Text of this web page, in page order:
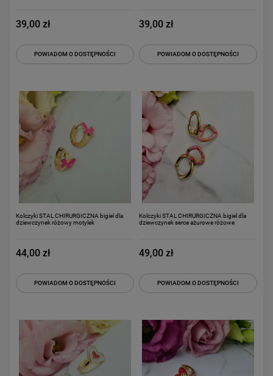
39,00 zł
POWIADOM O DOSTĘPNOŚCI
39,00 zł
POWIADOM O DOSTĘPNOŚCI
Kolczyki STAL CHIRURGICZNA bigiel dla
dziewczynek różowy motylek
44,00 zł
POWIADOM O DOSTĘPNOŚCI
Kolczyki STAL CHIRURGICZNA bigiel dla
dziewczynek serce ażurowe różowe
49,00 zł
POWIADOM O DOSTĘPNOŚCI